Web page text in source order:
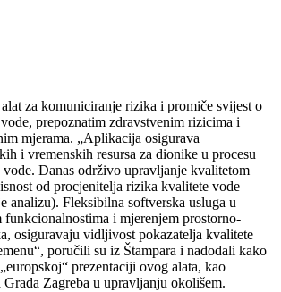
za komuniciranje rizika i promiče svijest o
prepoznatim zdravstvenim rizicima i
mjerama. „Aplikacija osigurava
i vremenskih resursa za dionike u procesu
Danas održivo upravljanje kvalitetom
od procjenitelja rizika kvalitete vode
analizu). Fleksibilna softverska usluga u
funkcionalnostima i mjerenjem prostorno-
osiguravaju vidljivost pokazatelja kvalitete
poručili su iz Štampara i nadodali kako
prezentaciji ovog alata, kao
Zagreba u upravljanju okolišem.